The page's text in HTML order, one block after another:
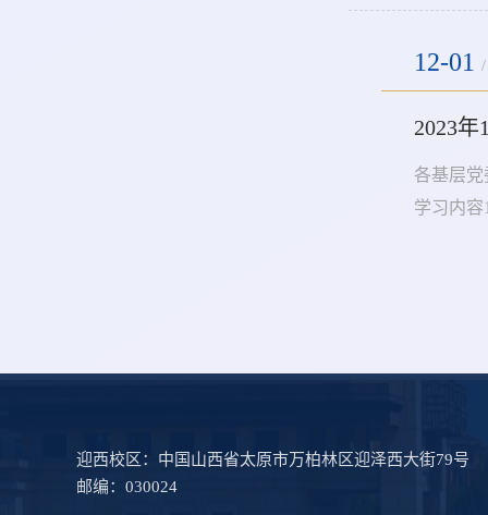
12-01 /
2023
各基层党
学习内
迎西校区：中国山西省太原市万柏林区迎泽西大街79号
邮编：030024